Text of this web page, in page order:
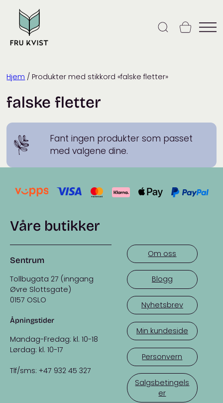
content
Hjem / Produkter med stikkord «falske fletter»
falske fletter
Fant ingen produkter som passet
med valgene dine.
Våre butikker
Sentrum
Tollbugata 27 (inngang
Øvre Slottsgate)
0157 OSLO
Åpningstider
Mandag-Fredag: kl. 10-18
Lørdag: kl. 10-17
Tlf/sms: +47 932 45 327
Om oss
Blogg
Nyhetsbrev
Min kundeside
Personvern
Salgsbetingels
er